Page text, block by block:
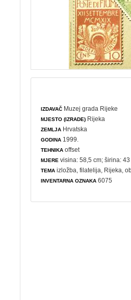
IZDAVAČ Muzej grada Rijeke
MJESTO (IZRADE) Rijeka
ZEMLJA Hrvatska
GODINA 1999.
TEHNIKA offset
MJERE visina: 58,5 cm; širina: 43
TEMA izložba ,filatelija , Rijeka,
INVENTARNA OZNAKA 6075